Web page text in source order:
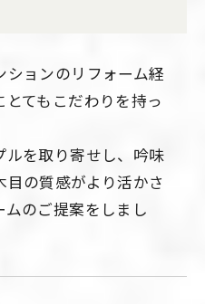
ョンのリフォーム経
てもこだわりを持っ
を取り寄せし、吟味
の質感がより活かさ
のご提案をしまし